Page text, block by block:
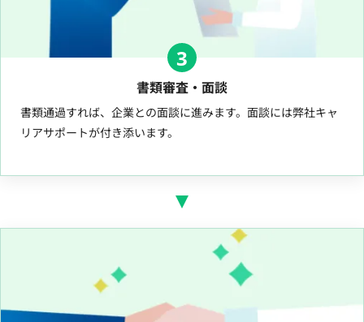
3
書類審査・面談
書類通過すれば、企業との面談に進みます。面談には弊社キャ
リアサポートが付き添います。